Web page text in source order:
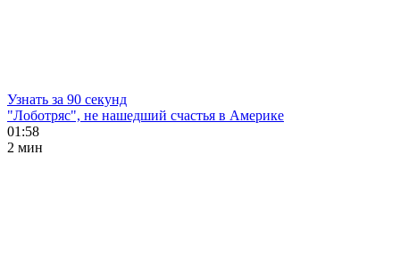
Узнать за 90 секунд
"Лоботряс", не нашедший счастья в Америке
01:58
2 мин